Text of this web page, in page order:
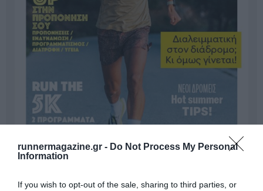
runnermagazine.gr - Do Not Process My Personal
Information
If you wish to opt-out of the sale, sharing to third parties, or